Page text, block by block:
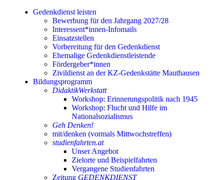
Gedenkdienst leisten
Bewerbung für den Jahrgang 2027/28
Interessent*innen-Infomails
Einsatzstellen
Vorbereitung für den Gedenkdienst
Ehemalige Gedenkdienstleistende
Fördergeber*innen
Zivildienst an der KZ-Gedenkstätte Mauthausen
Bildungsprogramm
DidaktikWerkstatt
Workshop: Erinnerungspolitik nach 1945
Workshop: Flucht und Hilfe im
Nationalsozialismus
Geh Denken!
mit/denken (vormals Mittwochstreffen)
studienfahrten.at
Unser Angebot
Zielorte und Beispielfahrten
Vergangene Studienfahrten
Zeitung GEDENKDIENST